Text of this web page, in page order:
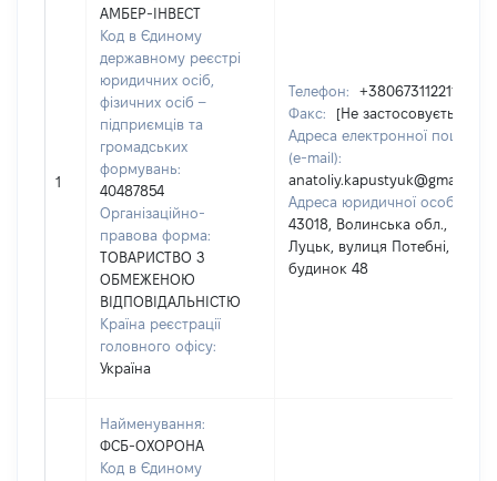
1
АМБЕР-ІНВЕСТ
Код в Єдиному
державному реєстрі
юридичних осіб,
фізичних осіб –
підприємців та
громадських
формувань:
40487854
Організаційно-
правова форма:
ТОВАРИСТВО З
ОБМЕЖЕНОЮ
ВІДПОВІДАЛЬНІСТЮ
Країна реєстрації
головного офісу:
Україна
Телефон:
+380673112211
Факс:
[Не застосовується]
Адреса електронної пошти
(e-mail):
anatoliy.kapustyuk@gmail.com
Адреса юридичної особи:
43018, Волинська обл., місто
Луцьк, вулиця Потебні,
будинок 48
Найменування:
ФСБ-ОХОРОНА
Код в Єдиному